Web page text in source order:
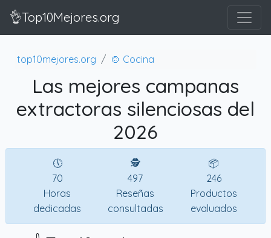
👌Top10Mejores.org
top10mejores.org 🍲 Cocina
Las mejores campanas
extractoras silenciosas del
2026
🕔
70
Horas
dedicadas
🕵
497
Reseñas
consultadas
📦
246
Productos
evaluados